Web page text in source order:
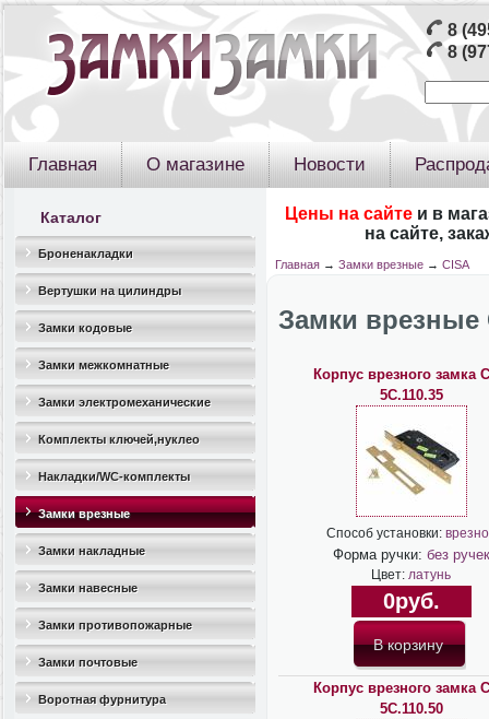
8
8
Главная О магазине Новости
Каталог
Броненакладки
Вертушки на цилиндры
Замки кодовые
Замки межкомнатные
Замки электромеханические
Комплекты ключей,нуклео
Накладки/WC-комплекты
Замки врезные
Замки накладные
Замки навесные
Замки противопожарные
Замки почтовые
Воротная фурнитура
Цены на сайте и в
на сайте,
Главная→ Замки врезные → CISA
Замки врезные
Корпус врезного замка
5C.110.35
Способ установки:
Форма ручки: без ручек
Цвет: латунь
0руб.
Корпус врезного замка
5C.110.50